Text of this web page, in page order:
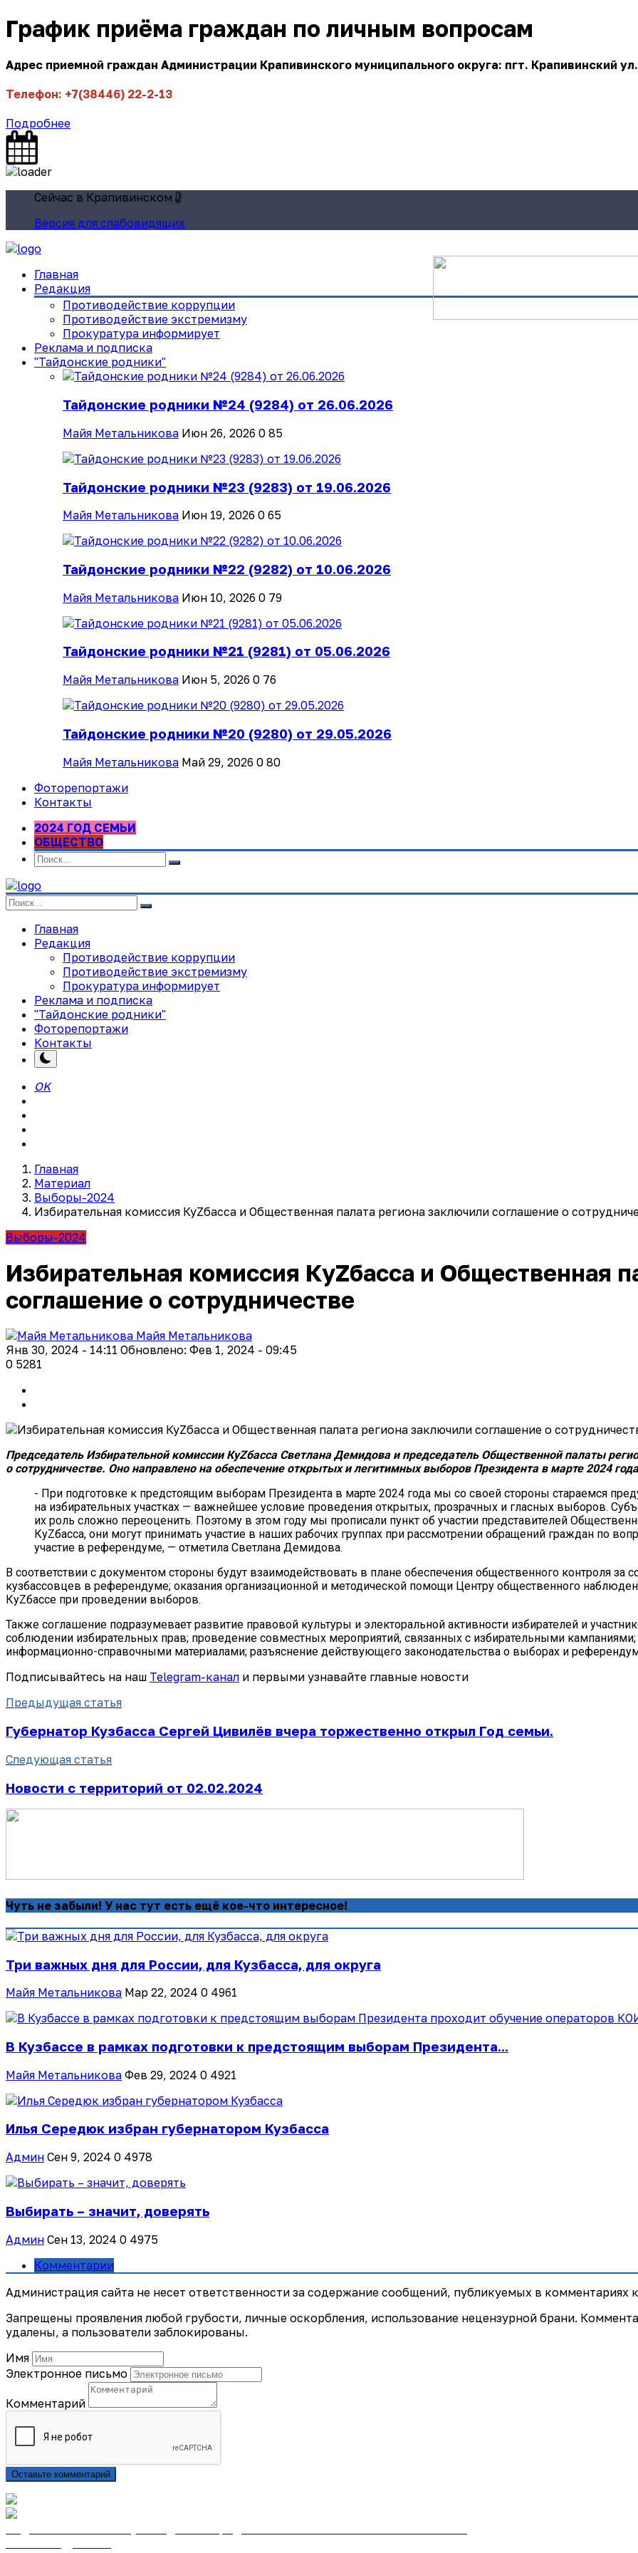
График приёма граждан по личным вопросам
Адрес приемной граждан Администрации Крапивинского муниципального округа: пгт. Крапивинский
Телефон: +7(38446) 22-2-13
Подробнее
Сейчас в Крапивинском
Версия для слабовидящих
Главная
Редакция
Противодействие коррупции
Противодействие экстремизму
Прокуратура информирует
Реклама и подписка
"Тайдонские родники"
Тайдонские родники №24 (9284) от 26.06.2026
Майя Метальникова Июн 26, 2026 0 85
Тайдонские родники №23 (9283) от 19.06.2026
Майя Метальникова Июн 19, 2026 0 65
Тайдонские родники №22 (9282) от 10.06.2026
Майя Метальникова Июн 10, 2026 0 79
Тайдонские родники №21 (9281) от 05.06.2026
Майя Метальникова Июн 5, 2026 0 76
Тайдонские родники №20 (9280) от 29.05.2026
Майя Метальникова Май 29, 2026 0 80
Фоторепортажи
Контакты
2024 ГОД СЕМЬИ
ОБЩЕСТВО
Главная
Редакция
Противодействие коррупции
Противодействие экстремизму
Прокуратура информирует
Реклама и подписка
"Тайдонские родники"
Фоторепортажи
Контакты
OK
Главная
Материал
Выборы-2024
Избирательная комиссия КуZбасса и Общественная палата региона заключили соглашение о
Выборы-2024
Избирательная комиссия КуZбасса и Общественная
соглашение о сотрудничестве
Майя Метальникова
Янв 30, 2024 - 14:11 Обновлено: Фев 1, 2024 - 09:45
0 5281
Председатель Избирательной комиссии КуZбасса Светлана Демидова и председатель Общественной палаты
о сотрудничестве. Оно направлено на обеспечение открытых и легитимных выборов Президента в марте 2024
- При подготовке к предстоящим выборам Президента в марте 2024 года мы со своей стороны стараемся
на избирательных участках — важнейшее условие проведения открытых, прозрачных и гласных выборов.
их роль сложно переоценить. Поэтому в этом году мы прописали пункт об участии представителей
КуZбасса, они могут принимать участие в наших рабочих группах при рассмотрении обращений граждан по
участие в референдуме, — отметила Светлана Демидова.
В соответствии с документом стороны будут взаимодействовать в плане обеспечения общественного контроля за
кузбассовцев в референдуме; оказания организационной и методической помощи Центру общественного
КуZбассе при проведении выборов.
Также соглашение подразумевает развитие правовой культуры и электоральной активности избирателей и
соблюдении избирательных прав; проведение совместных мероприятий, связанных с избирательными
информационно-справочными материалами; разъяснение действующего законодательства о выборах и
Подписывайтесь на наш Telegram-канал и первыми узнавайте главные новости
Предыдущая статья
Губернатор Кузбасса Сергей Цивилёв вчера торжественно открыл Год семьи.
Следующая статья
Новости с территорий от 02.02.2024
Чуть не забыли! У нас тут есть ещё кое-что интересное!
Три важных дня для России, для Кузбасса, для округа
Майя Метальникова Мар 22, 2024 0 4961
В Кузбассе в рамках подготовки к предстоящим выборам Президента...
Майя Метальникова Фев 29, 2024 0 4921
Илья Середюк избран губернатором Кузбасса
Админ Сен 9, 2024 0 4978
Выбирать – значит, доверять
Админ Сен 13, 2024 0 4975
Комментарии
Администрация сайта не несет ответственности за содержание сообщений, публикуемых в комментариях
Запрещены проявления любой грубости, личные оскорбления, использование нецензурной брани.
удалены, а пользователи заблокированы.
Имя
Электронное письмо
Комментарий
Оставьте комментарий